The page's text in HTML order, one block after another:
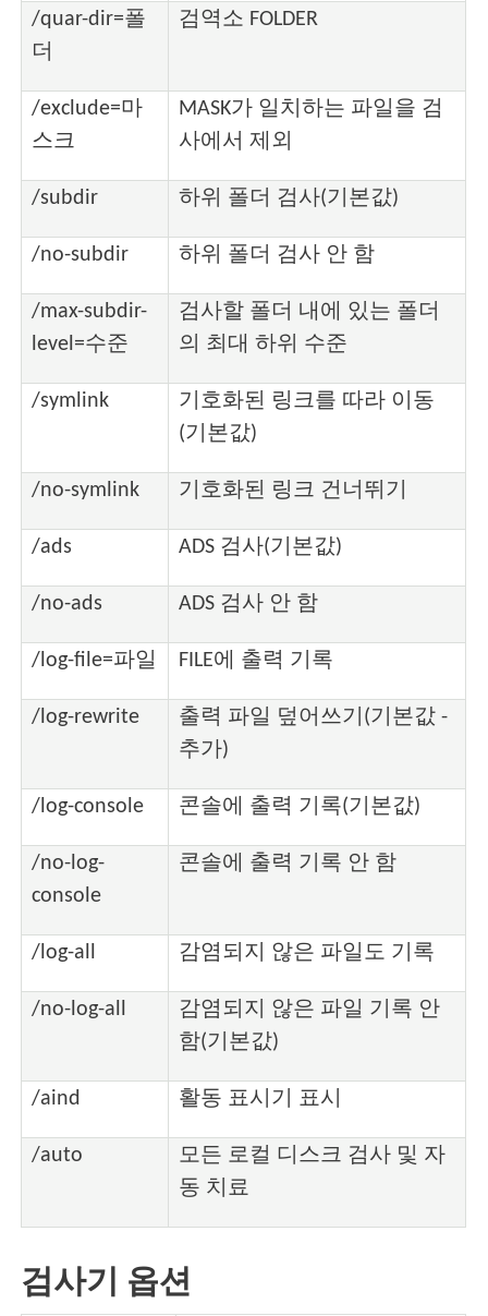
/quar-dir=폴
더
검역소 FOLDER
/exclude=마
스크
MASK가 일치하는 파일을 검
사에서 제외
/subdir 하위 폴더 검사(기본값)
/no-subdir 하위 폴더 검사 안 함
/max-subdir-
level=수준
검사할 폴더 내에 있는 폴더
의 최대 하위 수준
/symlink
기호화된 링크를 따라 이동
(기본값)
/no-symlink 기호화된 링크 건너뛰기
/ads ADS 검사(기본값)
/no-ads ADS 검사 안 함
/log-file=파일 FILE에 출력 기록
/log-rewrite
출력 파일 덮어쓰기(기본값 -
추가)
/log-console 콘솔에 출력 기록(기본값)
/no-log-
console
콘솔에 출력 기록 안 함
/log-all 감염되지 않은 파일도 기록
/no-log-all
감염되지 않은 파일 기록 안
함(기본값)
/aind 활동 표시기 표시
/auto
모든 로컬 디스크 검사 및 자
동 치료
검사기 옵션